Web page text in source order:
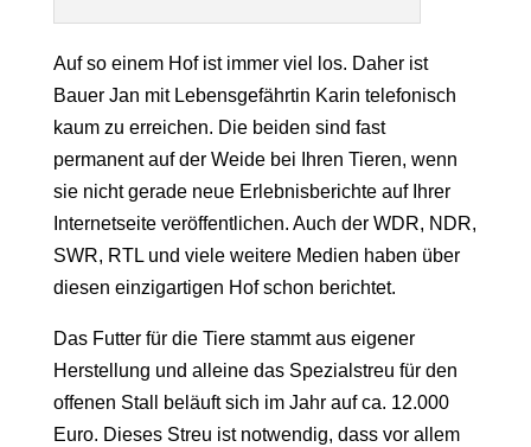
Auf so einem Hof ist immer viel los. Daher ist
Bauer Jan mit Lebensgefährtin Karin telefonisch
kaum zu erreichen. Die beiden sind fast
permanent auf der Weide bei Ihren Tieren, wenn
sie nicht gerade neue Erlebnisberichte auf Ihrer
Internetseite veröffentlichen. Auch der WDR, NDR,
SWR, RTL und viele weitere Medien haben über
diesen einzigartigen Hof schon berichtet.
Das Futter für die Tiere stammt aus eigener
Herstellung und alleine das Spezialstreu für den
offenen Stall beläuft sich im Jahr auf ca. 12.000
Euro. Dieses Streu ist notwendig, dass vor allem